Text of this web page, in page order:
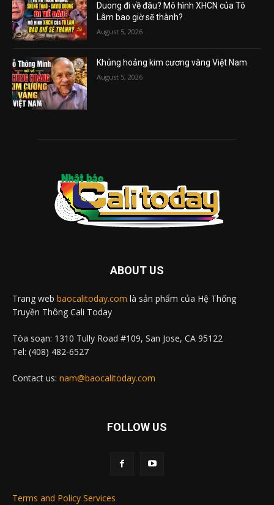
Duong đi về đâu? Mô hình XHCN của Tô
Lâm bao giờ sẽ thành?
August 5, 2026
Khủng hoảng kim cương vàng Việt Nam
August 5, 2026
ABOUT US
Trang web baocalitoday.com là sản phẩm của Hệ Thống
Truyền Thông Cali Today
Tòa soạn: 1310 Tully Road #109, San Jose, CA 95122
Tel: (408) 482-6527
Contact us: nam@baocalitoday.com
FOLLOW US
Terms and Policy Services